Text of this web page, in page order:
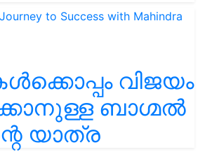
വിജയം
ബാഗ്മൽ
യാത്ര